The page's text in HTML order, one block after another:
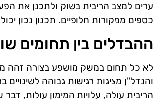
ערים למצב הריבית בשוק ולתכנן את
כספים ממקורות חלופיים. תכנון נכון
ההבדלים בין תחומים
לא כל תחום במשק מושפע בצורה זהה
והנדל"ן מציגות רגישות גבוהה לשינויים
הריבית עולה, עלויות המימון עולות,